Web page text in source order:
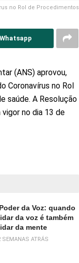
no Rol de Procedimentos
Whatsapp
(ANS) aprovou,
Coronavírus no Rol
saúde. A Resolução
no dia 13 de
da Voz: quando
da voz é também
da mente
ATRÁS